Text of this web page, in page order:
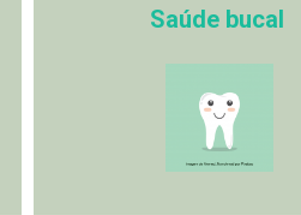
Saúde bucal